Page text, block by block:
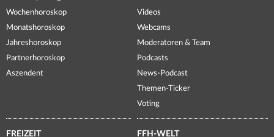
Wochenhoroskop
Monatshoroskop
Jahreshoroskop
Partnerhoroskop
Aszendent
Videos
Webcams
Moderatoren & Team
Podcasts
News-Podcast
Themen-Ticker
Voting
FREIZEIT FFH-WELT